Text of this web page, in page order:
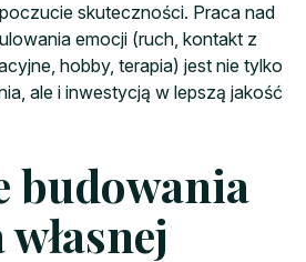
skuteczności. Praca nad
emocji (ruch, kontakt z
hobby, terapia) jest nie tylko
ale i inwestycją w lepszą jakość
budowania